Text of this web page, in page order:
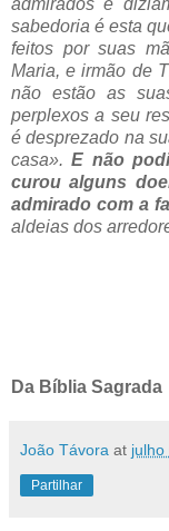
admirados e
sabedoria é esta
feitos por suas
Maria, e irmão de
não estão as
perplexos a seu
é desprezado na
casa».E não
curou alguns
admirado com a
aldeias dos
Da Bíblia Sagrada
João Távora at julho
Partilhar